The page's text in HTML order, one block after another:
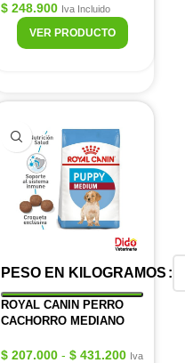
$ 248.900 Iva Incluido
VER PRODUCTO
PESO EN KILOGRAMOS
ROYAL CANIN PERRO
CACHORRO MEDIANO
$ 207.000 - $ 431.200 Iva